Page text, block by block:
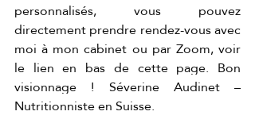
personnalisés, vous pouvez
directement prendre rendez-vous avec
moi à mon cabinet ou par Zoom, voir
le lien en bas de cette page. Bon
visionnage ! Séverine Audinet –
Nutritionniste en Suisse.